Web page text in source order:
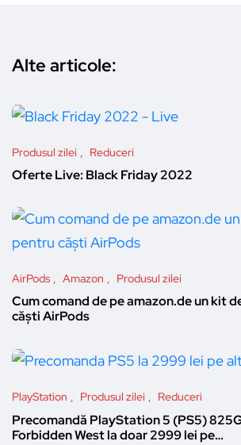
Alte articole:
Produsul zilei Reduceri
Oferte Live: Black Friday 2022
AirPods Amazon Produsul zilei
Cum comand de pe amazon.de un kit
căști AirPods
PlayStation Produsul zilei Reduceri
Precomandă PlayStation 5 (PS5)
Forbidden West la doar 2999 lei pe…